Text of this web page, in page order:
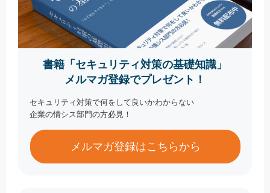
書籍「セキュリティ対策の基礎知識」
メルマガ登録でプレゼント！
セキュリティ対策で何をして良いかわからない
企業の情シス部門の方必見！
メルマガ登録はこちらから